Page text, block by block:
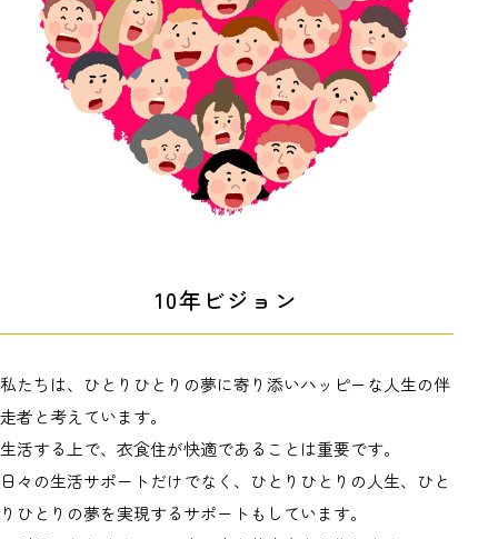
10年ビジョン
私たちは、ひとりひとりの夢に寄り添いハッピーな人生の伴
走者と考えています。
生活する上で、衣食住が快適であることは重要です。
日々の生活サポートだけでなく、ひとりひとりの人生、ひと
りひとりの夢を実現するサポートもしています。